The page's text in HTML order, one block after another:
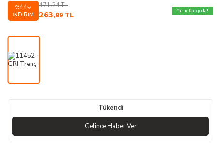
%44
İNDIRIM
471,24TL
263,99 TL
Yarın Kargoda!
Tükendi
Gelince Haber Ver